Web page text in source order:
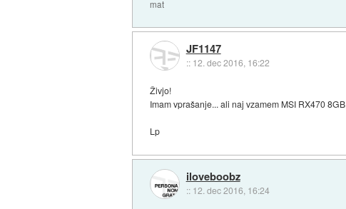
mat
JF1147
:: 12. dec 2016, 16:22
Živjo!
Imam vprašanje... ali naj vzamem MSI RX470
Lp
iloveboobz
:: 12. dec 2016, 16:24